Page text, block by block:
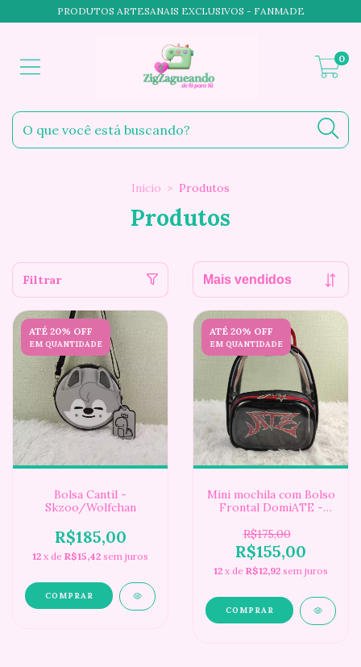
PRODUTOS ARTESANAIS EXCLUSIVOS - FANMADE
0
Início > Produtos
Produtos
Filtrar
ATÉ 20% OFF
EM QUANTIDADE
Bolsa Cantil -
Skzoo/Wolfchan
R$185,00
12 x de R$15,42 sem juros
ATÉ 20% OFF
EM QUANTIDADE
Mini mochila com Bolso
Frontal DomiATE -
R$175,00
R$155,00
12 x de R$12,92 sem juros